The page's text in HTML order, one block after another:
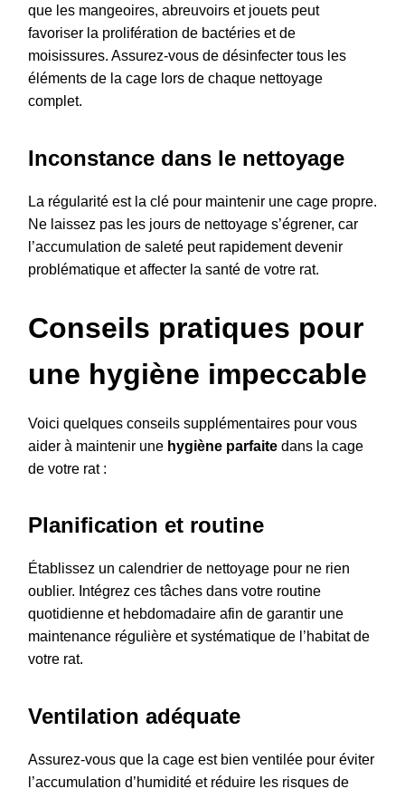
que les mangeoires, abreuvoirs et jouets peut
favoriser la prolifération de bactéries et de
moisissures. Assurez-vous de désinfecter tous les
éléments de la cage lors de chaque nettoyage
complet.
Inconstance dans le nettoyage
La régularité est la clé pour maintenir une cage propre.
Ne laissez pas les jours de nettoyage s’égrener, car
l’accumulation de saleté peut rapidement devenir
problématique et affecter la santé de votre rat.
Conseils pratiques pour
une hygiène impeccable
Voici quelques conseils supplémentaires pour vous
aider à maintenir une hygiène parfaite dans la cage
de votre rat :
Planification et routine
Établissez un calendrier de nettoyage pour ne rien
oublier. Intégrez ces tâches dans votre routine
quotidienne et hebdomadaire afin de garantir une
maintenance régulière et systématique de l’habitat de
votre rat.
Ventilation adéquate
Assurez-vous que la cage est bien ventilée pour éviter
l’accumulation d’humidité et réduire les risques de